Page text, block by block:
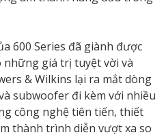
600 Series đã giành được
giá trị tuyệt vời và
& Wilkins lại ra mắt dòng
subwoofer đi kèm với nhiều
công nghệ tiên tiến, thiết
thành trình diễn vượt xa so